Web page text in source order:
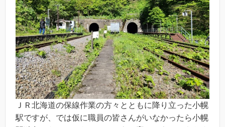
ＪＲ北海道の保線作業の方々とともに降り立った小幌
駅ですが、では仮に職員の皆さんがいなかったら小幌